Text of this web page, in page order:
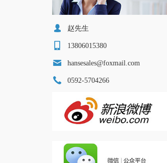
赵先生
13806015380
hansesales@foxmail.com
0592-5704266